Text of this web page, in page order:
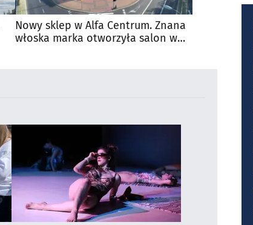
Nowy sklep w Alfa Centrum. Znana
włoska marka otworzyła salon w